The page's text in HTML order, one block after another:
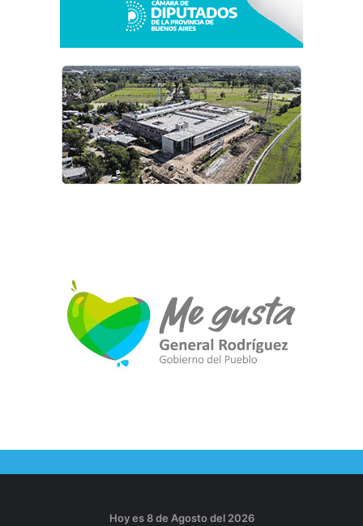
Hoy es 8 de Agosto del 2026